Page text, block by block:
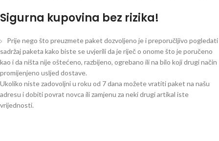
Sigurna kupovina bez rizika!
Prije nego što preuzmete paket dozvoljeno je i preporučljivo pogledati
sadržaj paketa kako biste se uvjerili da je riječ o onome što je poručeno
kao i da ništa nije oštećeno, razbijeno, ogrebano ili na bilo koji drugi način
promijenjeno usljed dostave.
Ukoliko niste zadovoljni u roku od 7 dana možete vratiti paket na našu
adresu i dobiti povrat novca ili zamjenu za neki drugi artikal iste
vrijednosti.